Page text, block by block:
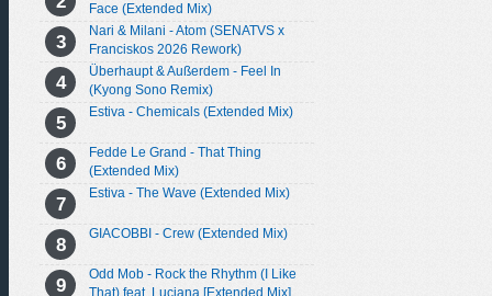
Face (Extended Mix)
Nari & Milani - Atom (SENATVS x
Franciskos 2026 Rework)
Überhaupt & Außerdem - Feel In
(Kyong Sono Remix)
Estiva - Chemicals (Extended Mix)
Fedde Le Grand - That Thing
(Extended Mix)
Estiva - The Wave (Extended Mix)
GIACOBBI - Crew (Extended Mix)
Odd Mob - Rock the Rhythm (I Like
That) feat. Luciana [Extended Mix]